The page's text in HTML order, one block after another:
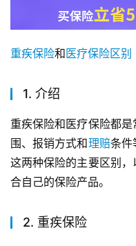
重疾保险和医疗保险区别
1. 介绍
重疾保险和医疗保险都
围、报销方式和理赔条件
这两种保险的主要区别
合自己的保险产品。
2. 重疾保险